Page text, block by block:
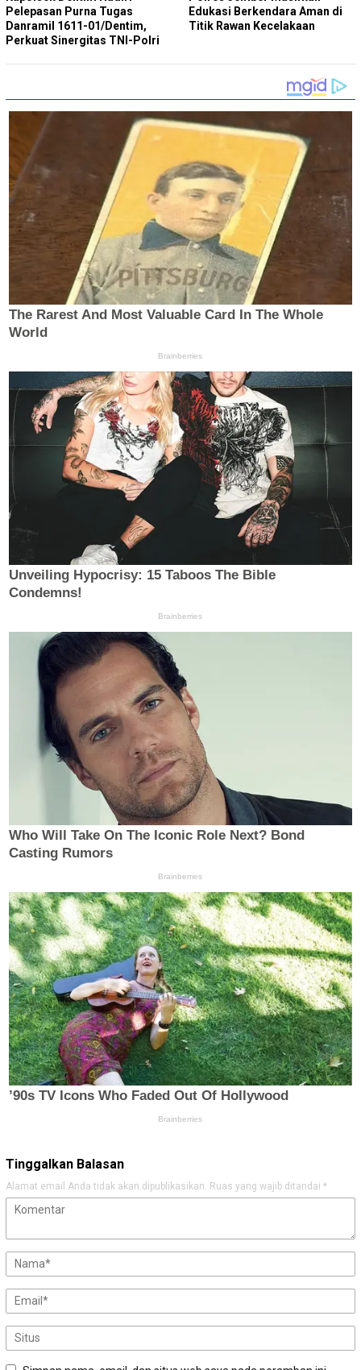
Pelepasan Purna Tugas
Danramil 1611-01/Dentim,
Perkuat Sinergitas TNI-Polri
Edukasi Berkendara Aman di
Titik Rawan Kecelakaan
Tinggalkan Balasan
Alamat email Anda tidak akan dipublikasikan. Ruas yang wajib ditandai *